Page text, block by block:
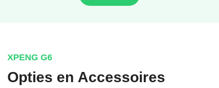
XPENG G6
Opties en Accessoires